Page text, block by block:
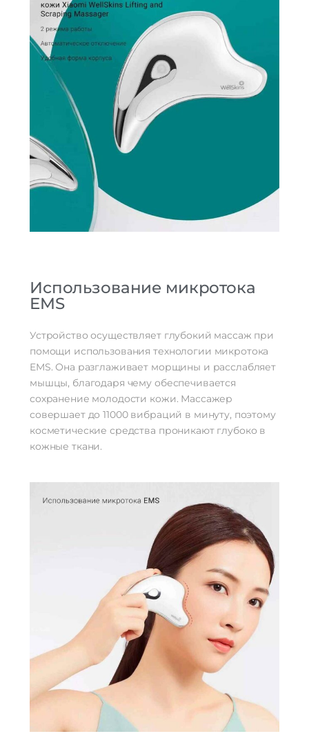
Использование микротока
EMS
Устройство осуществляет глубокий массаж при
помощи использования технологии микротока
EMS. Она разглаживает морщины и расслабляет
мышцы, благодаря чему обеспечивается
сохранение молодости кожи. Массажер
совершает до 11000 вибраций в минуту, поэтому
косметические средства проникают глубоко в
кожные ткани.